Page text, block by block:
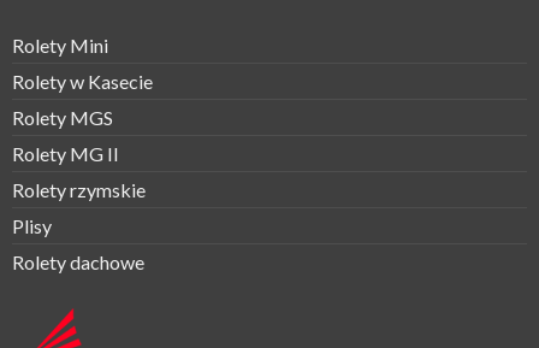
Rolety Mini
Rolety w Kasecie
Rolety MGS
Rolety MG II
Rolety rzymskie
Plisy
Rolety dachowe